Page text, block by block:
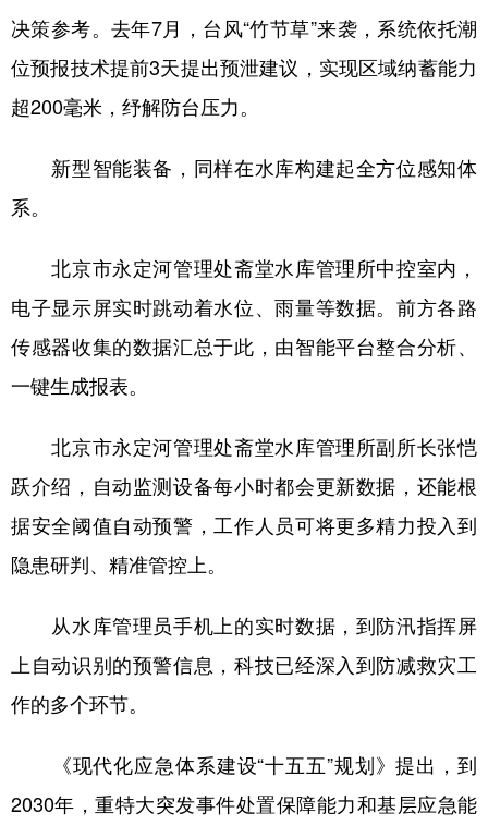
决策参考。去年7月，台风“竹节草”来袭，系统依托潮
位预报技术提前3天提出预泄建议，实现区域纳蓄能力
超200毫米，纾解防台压力。
新型智能装备，同样在水库构建起全方位感知体
系。
北京市永定河管理处斋堂水库管理所中控室内，
电子显示屏实时跳动着水位、雨量等数据。前方各路
传感器收集的数据汇总于此，由智能平台整合分析、
一键生成报表。
北京市永定河管理处斋堂水库管理所副所长张恺
跃介绍，自动监测设备每小时都会更新数据，还能根
据安全阈值自动预警，工作人员可将更多精力投入到
隐患研判、精准管控上。
从水库管理员手机上的实时数据，到防汛指挥屏
上自动识别的预警信息，科技已经深入到防减救灾工
作的多个环节。
《现代化应急体系建设“十五五”规划》提出，到
2030年，重特大突发事件处置保障能力和基层应急能